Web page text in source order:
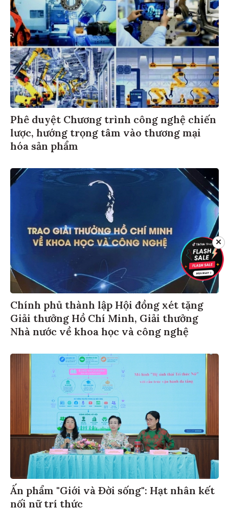
Phê duyệt Chương trình công nghệ chiến
lược, hướng trọng tâm vào thương mại
hóa sản phẩm
Chính phủ thành lập Hội đồng xét tặng
Giải thưởng Hồ Chí Minh, Giải thưởng
Nhà nước về khoa học và công nghệ
Ấn phẩm "Giới và Đời sống": Hạt nhân kết
nối nữ trí thức
✕